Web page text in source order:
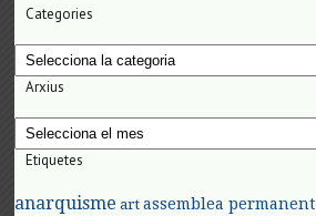
Categories
Categories
Arxius
Arxius
Etiquetes
anarquisme art assemblea permanent